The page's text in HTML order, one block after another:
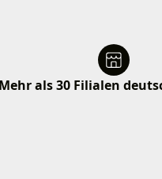
Mehr als 30 Filialen